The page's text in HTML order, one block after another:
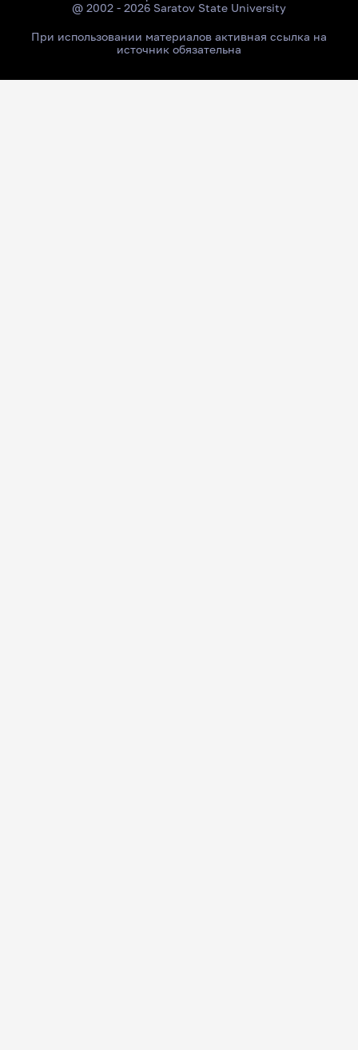
@ 2002 - 2026 Saratov State University
При использовании материалов активная ссылка на
источник обязательна